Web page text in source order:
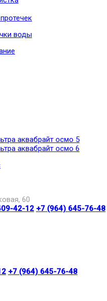
воды
аквабрайт осмо 5
аквабрайт осмо 6
60
42-12 +7 (964) 645-76-48
+7 (964) 645-76-48